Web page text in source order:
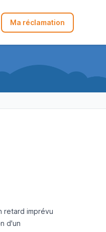
Ma réclamation
retard imprévu
d'un